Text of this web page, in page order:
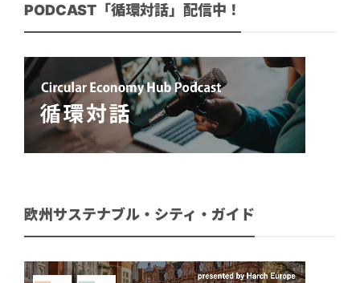
PODCAST「循環対話」配信中！
欧州サステナブル・シティ・ガイド